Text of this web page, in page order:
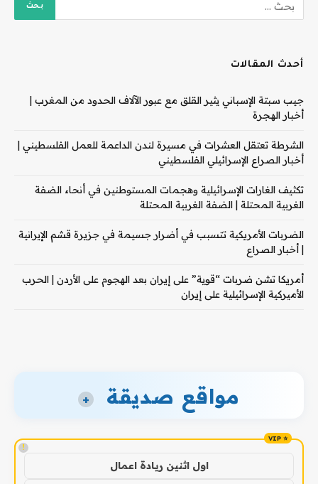
أحدث المقالات
جيب سبتة الإسباني يثير القلق مع عبور الآلاف الحدود من المغرب |
أخبار الهجرة
الشرطة تعتقل العشرات في مسيرة لندن الداعمة للعمل الفلسطيني |
أخبار الصراع الإسرائيلي الفلسطيني
تكثيف الغارات الإسرائيلية وهجمات المستوطنين في أنحاء الضفة
الغربية المحتلة | الضفة الغربية المحتلة
الضربات الأمريكية تتسبب في أضرار جسيمة في جزيرة قشم الإيرانية
| أخبار الصراع
أمريكا تشن ضربات “قوية” على إيران بعد الهجوم على الأردن | الحرب
الأميركية الإسرائيلية على إيران
مواقع صديقة +
!
اول اثنين ريادة اعمال